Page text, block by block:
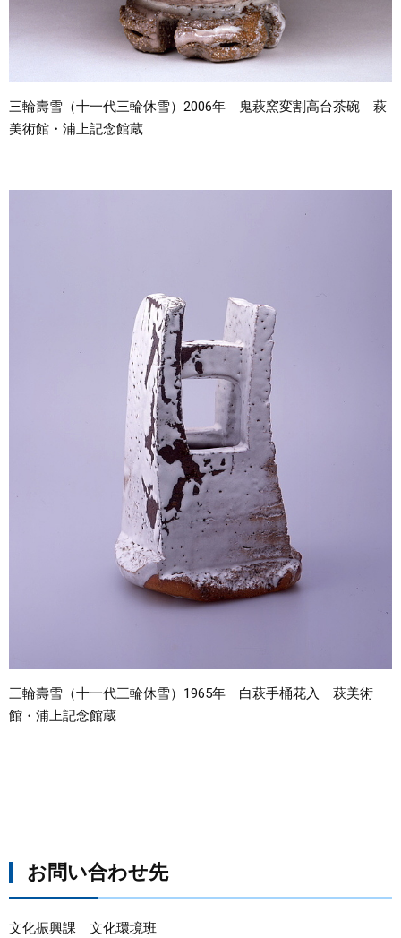
三輪壽雪（十一代三輪休雪）2006年 鬼萩窯変割高台茶碗 萩
美術館・浦上記念館蔵
三輪壽雪（十一代三輪休雪）1965年 白萩手桶花入 萩美術
館・浦上記念館蔵
お問い合わせ先
文化振興課 文化環境班